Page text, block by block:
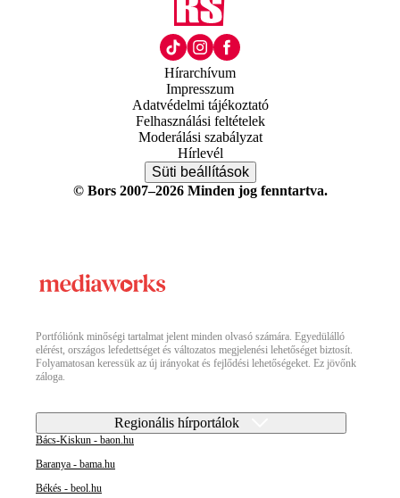
Hírarchívum
Impresszum
Adatvédelmi tájékoztató
Felhasználási feltételek
Moderálási szabályzat
Hírlevél
Süti beállítások
© Bors 2007–2026 Minden jog fenntartva.
Portfóliónk minőségi tartalmat jelent minden olvasó számára. Egyedülálló
elérést, országos lefedettséget és változatos megjelenési lehetőséget biztosít.
Folyamatosan keressük az új irányokat és fejlődési lehetőségeket. Ez jövőnk
záloga.
Regionális hírportálok
Bács-Kiskun - baon.hu
Baranya - bama.hu
Békés - beol.hu